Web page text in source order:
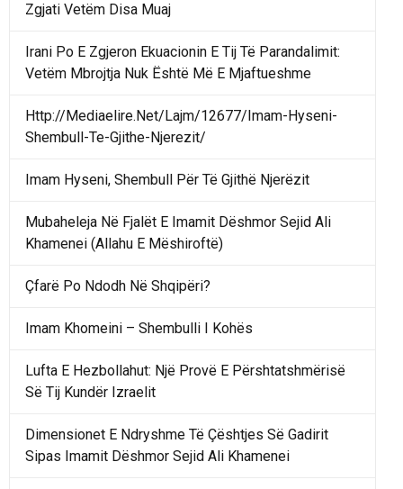
Zgjati Vetëm Disa Muaj
Irani Po E Zgjeron Ekuacionin E Tij Të Parandalimit:
Vetëm Mbrojtja Nuk Është Më E Mjaftueshme
Http://Mediaelire.Net/Lajm/12677/Imam-Hyseni-
Shembull-Te-Gjithe-Njerezit/
Imam Hyseni, Shembull Për Të Gjithë Njerëzit
Mubaheleja Në Fjalët E Imamit Dëshmor Sejid Ali
Khamenei (Allahu E Mëshiroftë)
Çfarë Po Ndodh Në Shqipëri?
Imam Khomeini – Shembulli I Kohës
Lufta E Hezbollahut: Një Provë E Përshtatshmërisë
Së Tij Kundër Izraelit
Dimensionet E Ndryshme Të Çështjes Së Gadirit
Sipas Imamit Dëshmor Sejid Ali Khamenei